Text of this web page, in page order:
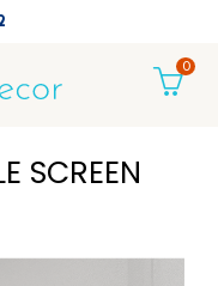
0
SCREEN